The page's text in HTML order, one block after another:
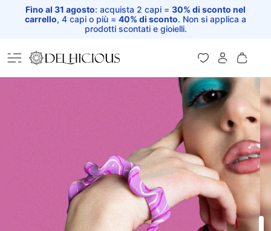
Fino al 31 agosto: acquista 2 capi = 30% di sconto nel
carrello, 4 capi o più = 40% di sconto. Non si applica a
prodotti scontati e gioielli.
Home